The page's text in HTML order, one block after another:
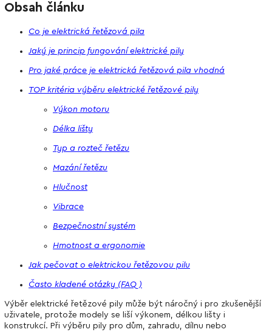
Obsah článku
Co je elektrická řetězová pila
Jaký je princip fungování elektrické pily
Pro jaké práce je elektrická řetězová pila vhodná
TOP kritéria výběru elektrické řetězové pily
Výkon motoru
Délka lišty
Typ a rozteč řetězu
Mazání řetězu
Hlučnost
Vibrace
Bezpečnostní systém
Hmotnost a ergonomie
Jak pečovat o elektrickou řetězovou pilu
Často kladené otázky (FAQ)
Výběr elektrické řetězové pily může být náročný i pro zkušenější
uživatele, protože modely se liší výkonem, délkou lišty i
konstrukcí. Při výběru pily pro dům, zahradu, dílnu nebo